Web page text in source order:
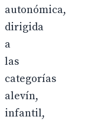
autonómica,
dirigida
a
las
categorías
alevín,
infantil,